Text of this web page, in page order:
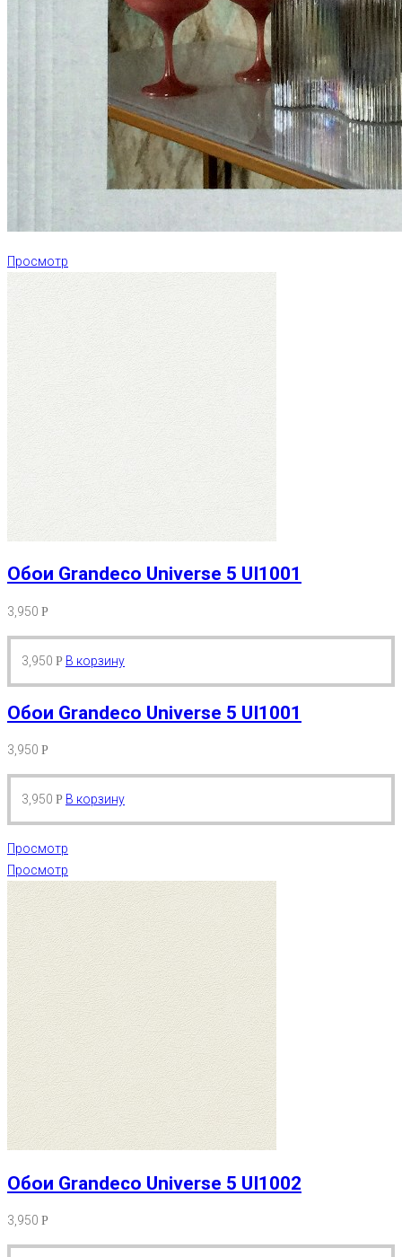
Просмотр
Обои Grandeco Universe 5 UI1001
3,950 Р
3,950 Р В корзину
Обои Grandeco Universe 5 UI1001
3,950 Р
3,950 Р В корзину
Просмотр
Просмотр
Обои Grandeco Universe 5 UI1002
3,950 Р